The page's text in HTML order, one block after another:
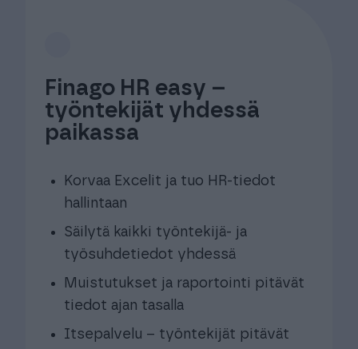
Finago HR easy –
työntekijät yhdessä
paikassa​
Korvaa Excelit ja tuo HR-tiedot
hallintaan​
Säilytä kaikki työntekijä- ja
työsuhdetiedot yhdessä​
Muistutukset ja raportointi pitävät
tiedot ajan tasalla​
Itsepalvelu – työntekijät pitävät